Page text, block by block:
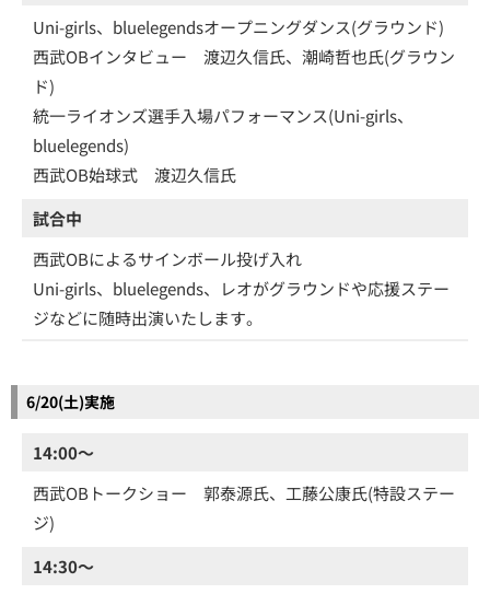
Uni-girls、bluelegendsオープニングダンス(グラウンド)
西武OBインタビュー 渡辺久信氏、潮崎哲也氏(グラウン
ド)
統一ライオンズ選手入場パフォーマンス(Uni-girls、
bluelegends)
西武OB始球式 渡辺久信氏
試合中
西武OBによるサインボール投げ入れ
Uni-girls、bluelegends、レオがグラウンドや応援ステー
ジなどに随時出演いたします。
6/20(土)実施
14:00～
西武OBトークショー 郭泰源氏、工藤公康氏(特設ステー
ジ)
14:30～